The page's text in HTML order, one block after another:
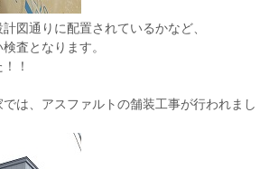
図通りに配置されているかなど、
査となります。
！
は、アスファルトの舗装工事が行われまし